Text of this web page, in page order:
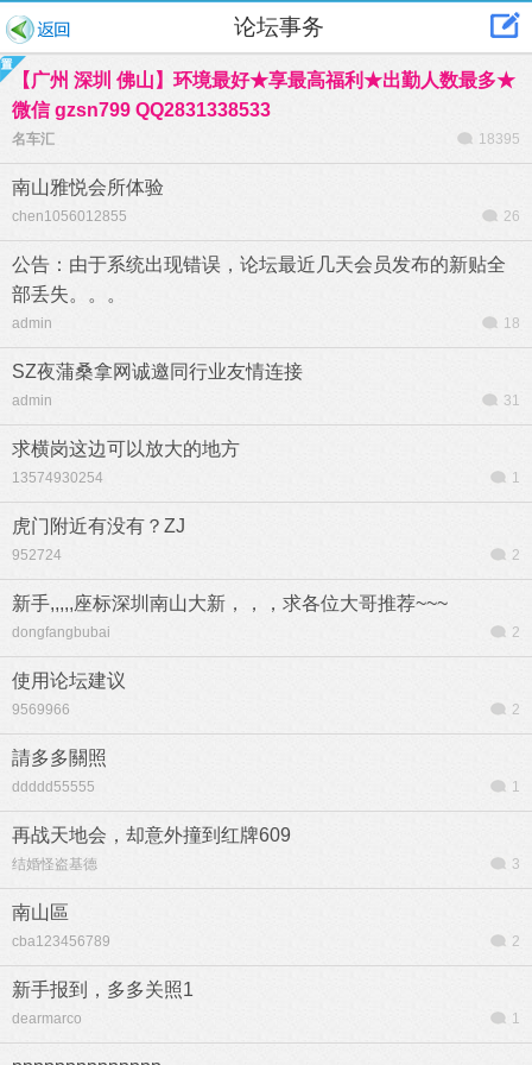
论坛事务
【广州 深圳 佛山】环境最好★享最高福利★出勤人数最多★
微信 gzsn799 QQ2831338533
名车汇 18395
南山雅悦会所体验
chen1056012855 26
公告：由于系统出现错误，论坛最近几天会员发布的新贴全
部丢失。。。
admin 18
SZ夜蒲桑拿网诚邀同行业友情连接
admin 31
求横岗这边可以放大的地方
13574930254 1
虎门附近有没有？ZJ
952724 2
新手,,,,,座标深圳南山大新，，，求各位大哥推荐~~~
dongfangbubai 2
使用论坛建议
9569966 2
請多多關照
ddddd55555 1
再战天地会，却意外撞到红牌609
结婚怪盗基德 3
南山區
cba123456789 2
新手报到，多多关照1
dearmarco 1